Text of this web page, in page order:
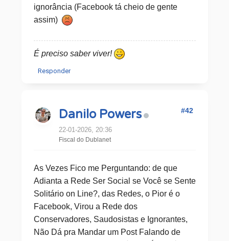
ignorância (Facebook tá cheio de gente
assim)
É preciso saber viver!
Responder
Danilo Powers
22-01-2026, 20:36
Fiscal do Dublanet
#42
As Vezes Fico me Perguntando: de que
Adianta a Rede Ser Social se Você se Sente
Solitário on Line?, das Redes, o Pior é o
Facebook, Virou a Rede dos
Conservadores, Saudosistas e Ignorantes,
Não Dá pra Mandar um Post Falando de